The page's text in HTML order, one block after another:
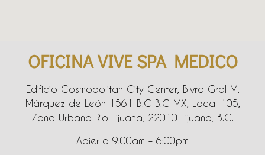
OFICINA VIVE SPA MEDICO
Edificio Cosmopolitan City Center, Blvrd Gral M.
Márquez de León 1561 B.C B.C MX, Local 105,
Zona Urbana Rio Tijuana, 22010 Tijuana, B.C.
Abierto 9:00am – 6:00pm